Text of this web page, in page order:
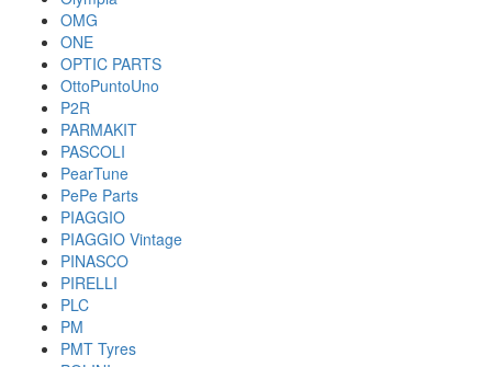
OMG
ONE
OPTIC PARTS
OttoPuntoUno
P2R
PARMAKIT
PASCOLI
PearTune
PePe Parts
PIAGGIO
PIAGGIO Vintage
PINASCO
PIRELLI
PLC
PM
PMT Tyres